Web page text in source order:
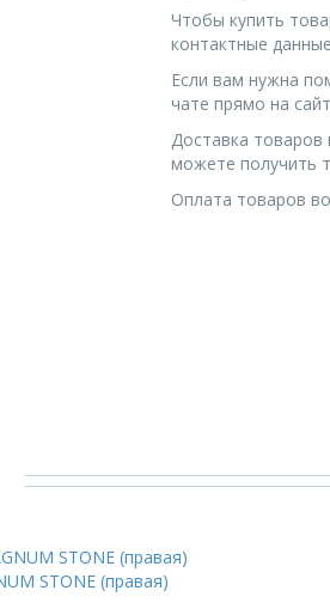
Чтобы купить
контактные
Если вам нужна
чате прямо на
Доставка
можете получить
Оплата товаров
STONE (правая)